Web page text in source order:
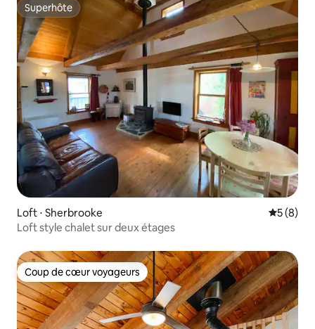
Superhôte
Superhôte
Loft ⋅ Sherbrooke
5 (8)
Loft style chalet sur deux étages
Coup de cœur voyageurs
Coup de cœur voyageurs